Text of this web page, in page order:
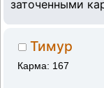
заточенными
Тимур
Карма: 167